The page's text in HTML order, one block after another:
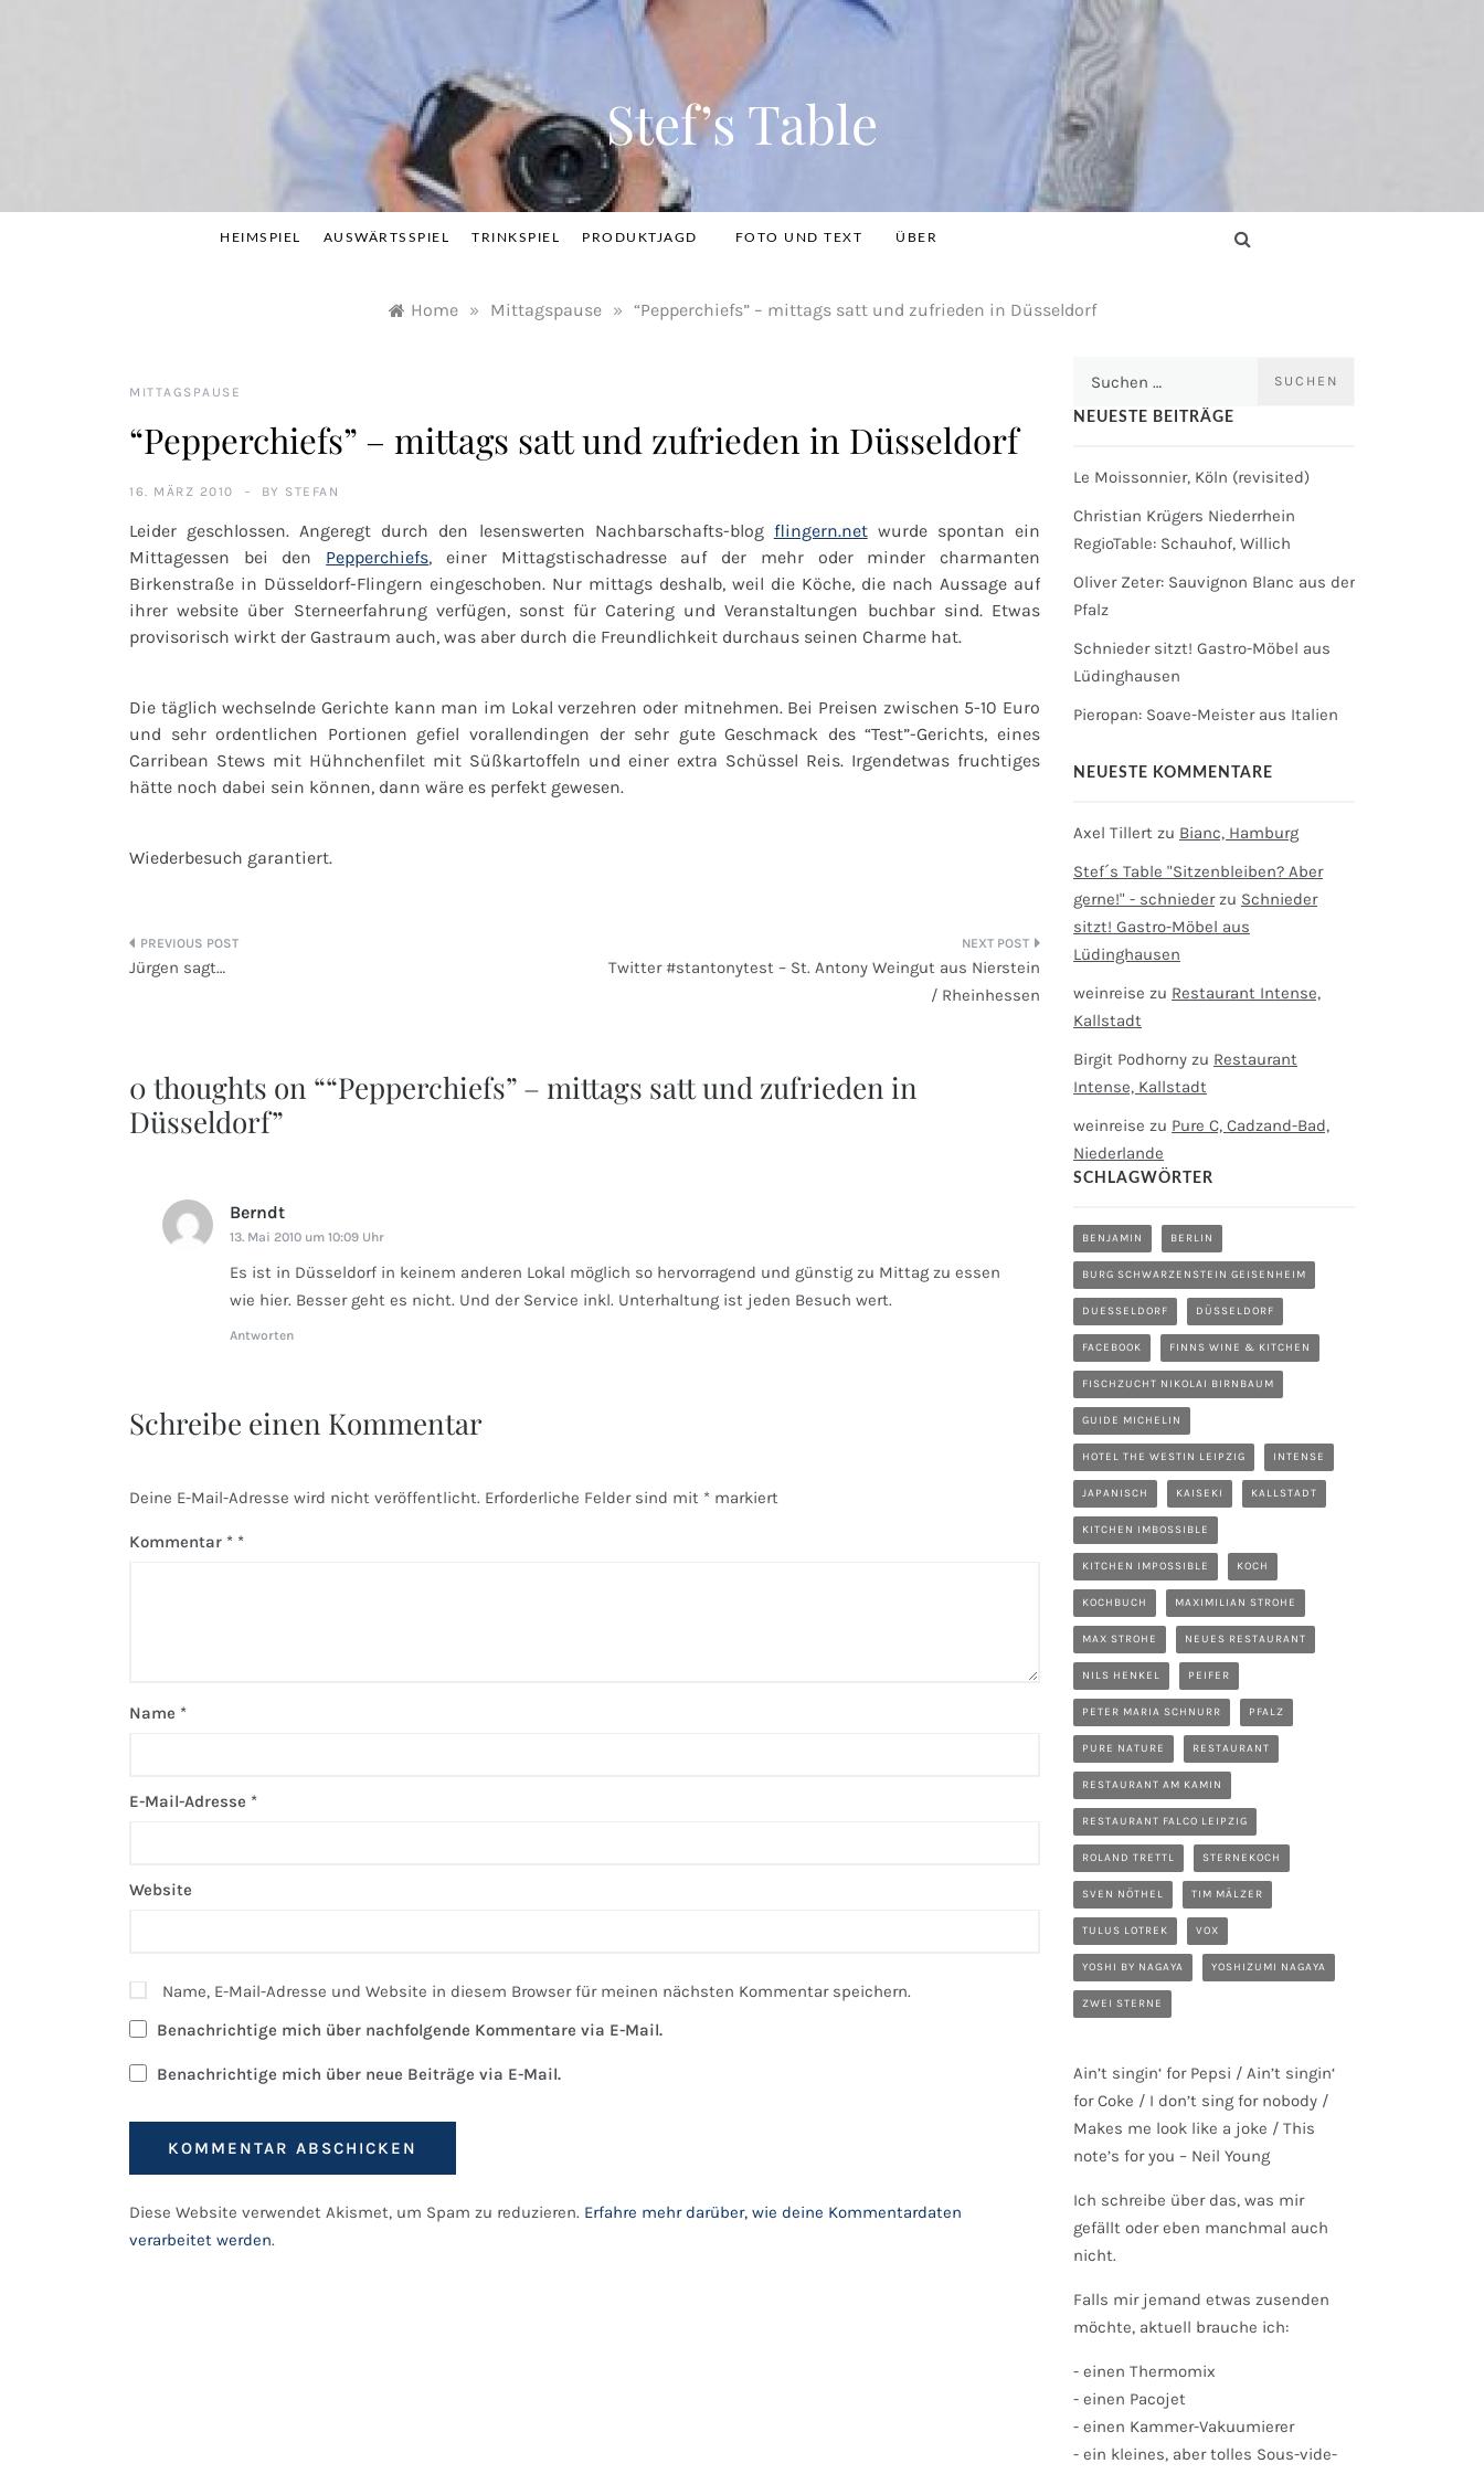
Stef’s Table
HEIMSPIEL AUSWÄRTSSPIEL TRINKSPIEL PRODUKTJAGD FOTO UND TEXT ÜBER
Home » Mittagspause » “Pepperchiefs” – mittags satt und zufrieden in Düsseldorf
MITTAGSPAUSE
“Pepperchiefs” – mittags satt und zufrieden in Düsseldorf
16. MÄRZ 2010 BY STEFAN
Leider geschlossen. Angeregt durch den lesenswerten Nachbarschafts-blog flingern.netwurde spontan ein
Mittagessen bei den Pepperchiefs, einer Mittagstischadresse auf der mehr oder minder charmanten
Birkenstraße in Düsseldorf-Flingern eingeschoben. Nur mittags deshalb, weil die Köche, die nach Aussage auf
ihrer website über Sterneerfahrung verfügen, sonst für Catering und Veranstaltungen buchbar sind. Etwas
provisorisch wirkt der Gastraum auch, was aber durch die Freundlichkeit durchaus seinen Charme hat.
Die täglich wechselnde Gerichte kann man im Lokal verzehren oder mitnehmen. Bei Preisen zwischen 5-10 Euro
und sehr ordentlichen Portionen gefiel vorallendingen der sehr gute Geschmack des “Test”-Gerichts, eines
Carribean Stews mit Hühnchenfilet mit Süßkartoffeln und einer extra Schüssel Reis. Irgendetwas fruchtiges
hätte noch dabei sein können, dann wäre es perfekt gewesen.
Wiederbesuch garantiert.
Beitragsnavigation
Jürgen sagt…
Twitter #stantonytest – St. Antony Weingut aus Nierstein
/ Rheinhessen
0 thoughts on ““Pepperchiefs” – mittags satt und zufrieden in
Düsseldorf”
Berndt
13. Mai 2010 um 10:09 Uhr
Es ist in Düsseldorf in keinem anderen Lokal möglich so hervorragend und günstig zu Mittag zu essen
wie hier. Besser geht es nicht. Und der Service inkl. Unterhaltung ist jeden Besuch wert.
Antworten
Schreibe einen Kommentar
Deine E-Mail-Adresse wird nicht veröffentlicht. Erforderliche Felder sind mit * markiert
Kommentar *
Name *
E-Mail-Adresse *
Website
Name, E-Mail-Adresse und Website in diesem Browser für meinen nächsten Kommentar speichern.
Benachrichtige mich über nachfolgende Kommentare via E-Mail.
Benachrichtige mich über neue Beiträge via E-Mail.
Diese Website verwendet Akismet, um Spam zu reduzieren. Erfahre mehr darüber, wie deine Kommentardaten
verarbeitet werden.
NEUESTE BEITRÄGE
Le Moissonnier, Köln (revisited)
Christian Krügers Niederrhein
RegioTable: Schauhof, Willich
Oliver Zeter: Sauvignon Blanc aus der
Pfalz
Schnieder sitzt! Gastro-Möbel aus
Lüdinghausen
Pieropan: Soave-Meister aus Italien
NEUESTE KOMMENTARE
Axel Tillert zu Bianc, Hamburg
Stef´s Table "Sitzenbleiben? Aber
gerne!" - schniederzu Schnieder
sitzt! Gastro-Möbel aus
Lüdinghausen
weinreise zu Restaurant Intense,
Kallstadt
Birgit Podhorny zu Restaurant
Intense, Kallstadt
weinreise zu Pure C, Cadzand-Bad,
Niederlande
SCHLAGWÖRTER
BENJAMIN BERLIN
BURG SCHWARZENSTEIN GEISENHEIM
DUESSELDORF DÜSSELDORF
FACEBOOK FINNS WINE & KITCHEN
FISCHZUCHT NIKOLAI BIRNBAUM
GUIDE MICHELIN
HOTEL THE WESTIN LEIPZIG INTENSE
JAPANISCH KAISEKI KALLSTADT
KITCHEN IMBOSSIBLE
KITCHEN IMPOSSIBLE KOCH
KOCHBUCH MAXIMILIAN STROHE
MAX STROHE NEUES RESTAURANT
NILS HENKEL PEIFER
PETER MARIA SCHNURR PFALZ
PURE NATURE RESTAURANT
RESTAURANT AM KAMIN
RESTAURANT FALCO LEIPZIG
ROLAND TRETTL STERNEKOCH
SVEN NÖTHEL TIM MÄLZER
TULUS LOTREK VOX
YOSHI BY NAGAYA YOSHIZUMI NAGAYA
ZWEI STERNE
Ain’t singin‘ for Pepsi / Ain’t singin‘
for Coke / I don’t sing for nobody /
Makes me look like a joke / This
note’s for you – Neil Young
Ich schreibe über das, was mir
gefällt oder eben manchmal auch
nicht.
Falls mir jemand etwas zusenden
möchte, aktuell brauche ich:
- einen Thermomix
- einen Pacojet
- einen Kammer-Vakuumierer
- ein kleines, aber tolles Sous-vide-